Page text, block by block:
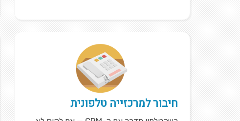
חיבור למרכזייה טלפונית